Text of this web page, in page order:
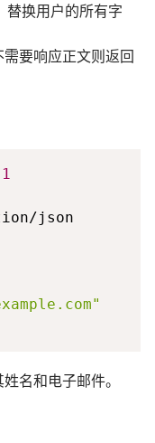
替换用户的所有字
需要响应正文则返回
json
名和电子邮件。